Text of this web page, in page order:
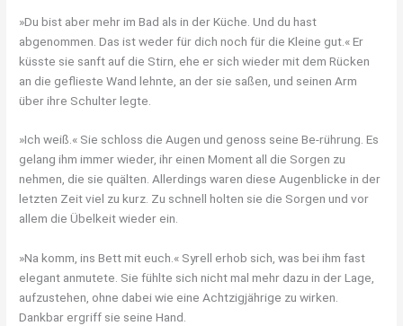
»Du bist aber mehr im Bad als in der Küche. Und du hast
abgenommen. Das ist weder für dich noch für die Kleine gut.« Er
küsste sie sanft auf die Stirn, ehe er sich wieder mit dem Rücken
an die geflieste Wand lehnte, an der sie saßen, und seinen Arm
über ihre Schulter legte.
»Ich weiß.« Sie schloss die Augen und genoss seine Be-rührung. Es
gelang ihm immer wieder, ihr einen Moment all die Sorgen zu
nehmen, die sie quälten. Allerdings waren diese Augenblicke in der
letzten Zeit viel zu kurz. Zu schnell holten sie die Sorgen und vor
allem die Übelkeit wieder ein.
»Na komm, ins Bett mit euch.« Syrell erhob sich, was bei ihm fast
elegant anmutete. Sie fühlte sich nicht mal mehr dazu in der Lage,
aufzustehen, ohne dabei wie eine Achtzigjährige zu wirken.
Dankbar ergriff sie seine Hand.